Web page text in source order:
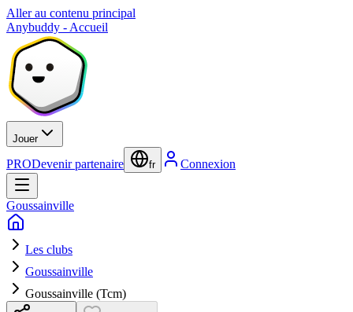
Aller au contenu principal
Anybuddy - Accueil
Jouer
PRODevenir partenaire fr Connexion
Goussainville
Les clubs
Goussainville
Goussainville (Tcm)